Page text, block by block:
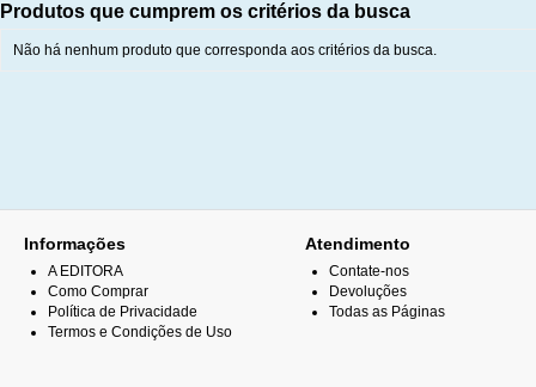
Produtos que cumprem os critérios da busca
Não há nenhum produto que corresponda aos critérios da busca.
Informações
A EDITORA
Como Comprar
Política de Privacidade
Termos e Condições de Uso
Atendimento
Contate-nos
Devoluções
Todas as Páginas